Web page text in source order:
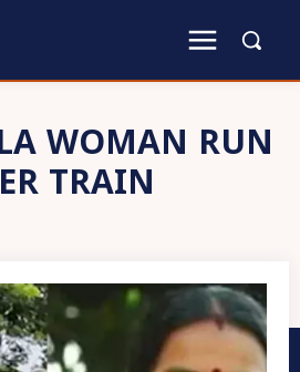
WOMAN RUN
TRAIN